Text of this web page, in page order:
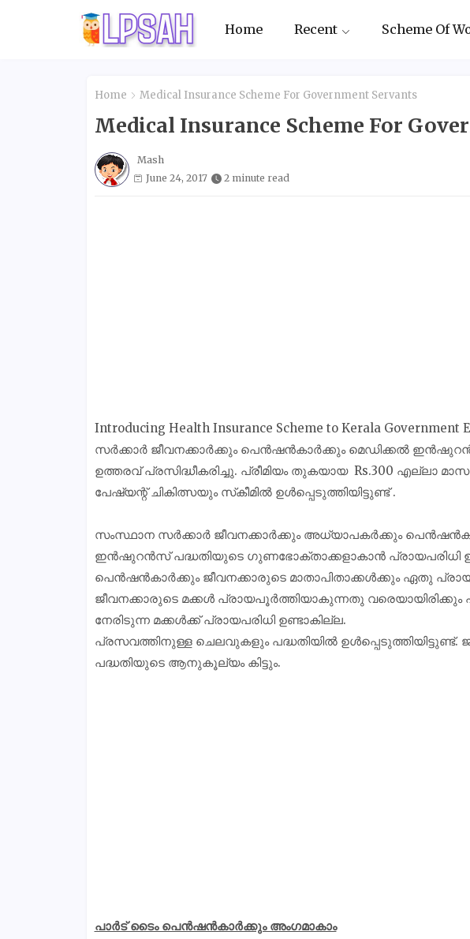
Home Recent Scheme Of
Home Medical Insurance Scheme For Government Servants
Medical Insurance Scheme For
Mash
June 24, 2017
2 minute read
Introducing Health Insurance Scheme to Kerala Government
സർക്കാർ ജീവനക്കാർക്കും പെൻഷൻകാർക്കും മെഡിക്കൽ ഇൻഷുറൻസ്
ഉത്തരവ് പ്രസിദ്ധീകരിച്ചു. പ്രീമിയം തുകയായ Rs.300 എല്ലാ
പേഷ്യന്റ് ചികിത്സയും സ്‌കീമിൽ ഉൾപ്പെടുത്തിയിട്ടുണ്ട് .
സംസ്ഥാന സർക്കാർ ജീവനക്കാർക്കും അധ്യാപകർക്കും
ഇൻഷുറൻസ് പദ്ധതിയുടെ ഗുണഭോക്താക്കളാകാൻ പ്രായപരിധി
പെൻഷൻകാർക്കും ജീവനക്കാരുടെ മാതാപിതാക്കൾക്കും ഏതു
ജീവനക്കാരുടെ മക്കൾ പ്രായപൂർത്തിയാകുന്നതു വരെയായിരിക്കും
നേരിടുന്ന മക്കൾക്ക് പ്രായപരിധി ഉണ്ടാകില്ല.
പ്രസവത്തിനുള്ള ചെലവുകളും പദ്ധതിയിൽ
പദ്ധതിയുടെ ആനുകൂല്യം കിട്ടും.
പാർട് ടൈം പെൻഷൻകാർക്കും അംഗമാകാം